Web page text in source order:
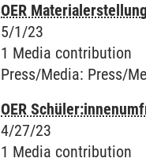
OER
5/1/23
1 Media contribution
Press/Media: Press/
OER
4/27/23
1 Media contribution